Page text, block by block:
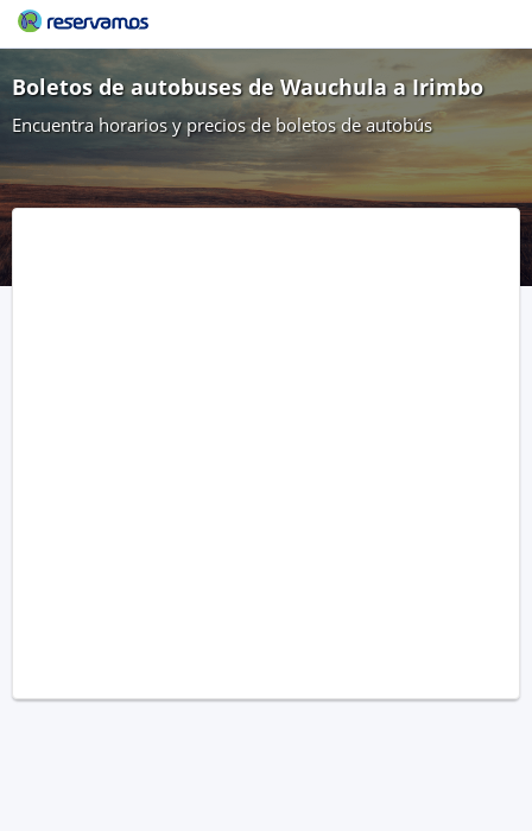
Boletos de autobuses de Wauchula a Irimbo
Encuentra horarios y precios de boletos de autobús